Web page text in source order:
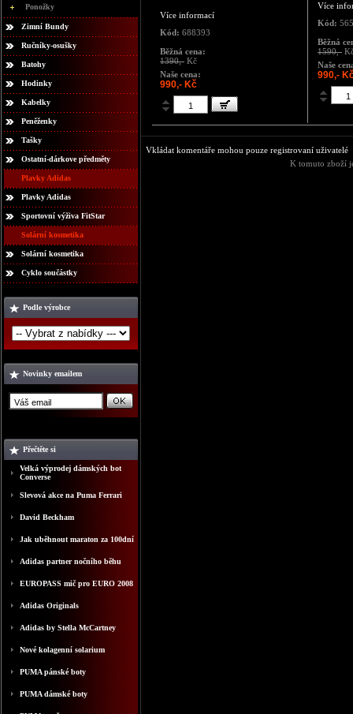
Ponožky
Zimní Bundy
Ručníky-osušky
Batohy
Hodinky
Kabelky
Peněženky
Tašky
Ostatní-dárkove předměty
Plavky Adidas
Plavky Adidas
Sportovní výživa FitStar
Solární kosmetika
Solární kosmetika
Cyklo součástky
Podle výrobce
Novinky emailem
Přečtěte si
Velká výprodej dámských bot
Converse
Slevová akce na Puma Ferrari
David Beckham
Jak uběhnout maraton za 100dní
Adidas partner nočního běhu
EUROPASS mič pro EURO 2008
Adidas Originals
Adidas by Stella McCartney
Nové kolagenní solarium
PUMA pánské boty
PUMA dámské boty
Více informací
Kód: 688393
Běžná cena:
1390,- Kč
Naše cena:
990,- Kč
Více
Kód:
Běžná
1590,-
Naše
990,-
Vkládat komentáře mohou pouze registrovaní uživatelé
K tomuto zboží